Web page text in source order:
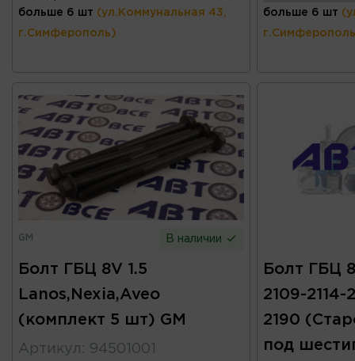
больше 6 шт (ул.Коммунальная 43,
г.Симферополь)
больше 6 шт
GM В наличии
Болт ГБЦ 8V 1.5
Lanos,Nexia,Aveo
(комплект 5 шт) GM
Артикул : 94501001
Болт ГБЦ
2109-2114-
2190
под